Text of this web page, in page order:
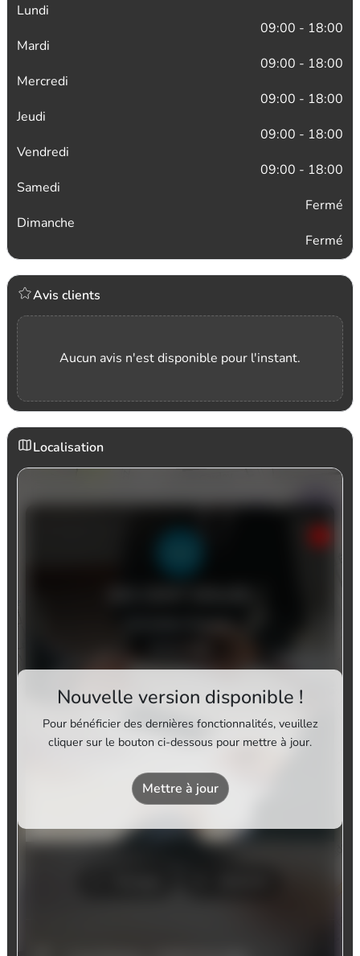
Lundi
09:00 - 18:00
Mardi
09:00 - 18:00
Mercredi
09:00 - 18:00
Jeudi
09:00 - 18:00
Vendredi
09:00 - 18:00
Samedi
Fermé
Dimanche
Fermé
Avis clients
Aucun avis n'est disponible pour l'instant.
Localisation